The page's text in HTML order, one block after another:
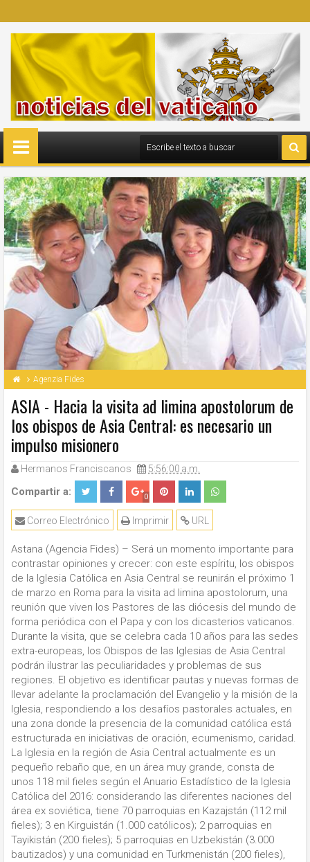
Agenzia Fides
ASIA - Hacia la visita ad limina apostolorum de
los obispos de Asia Central: es necesario un
impulso misionero
Hermanos Franciscanos 5:56:00 a.m.
Compartir a: 0
URL
Imprimir
Correo Electrónico
Astana (Agencia Fides) – Será un momento importante para
contrastar opiniones y crecer: con este espíritu, los obispos
de la Iglesia Católica en Asia Central se reunirán el próximo 1
de marzo en Roma para la visita ad limina apostolorum, una
reunión que viven los Pastores de las diócesis del mundo de
forma periódica con el Papa y con los dicasterios vaticanos.
Durante la visita, que se celebra cada 10 años para las sedes
extra-europeas, los Obispos de las Iglesias de Asia Central
podrán ilustrar las peculiaridades y problemas de sus
regiones. El objetivo es identificar pautas y nuevas formas de
llevar adelante la proclamación del Evangelio y la misión de la
Iglesia, respondiendo a los desafíos pastorales actuales, en
una zona donde la presencia de la comunidad católica está
estructurada en iniciativas de oración, ecumenismo, caridad.
La Iglesia en la región de Asia Central actualmente es un
pequeño rebaño que, en un área muy grande, consta de
unos 118 mil fieles según el Anuario Estadístico de la Iglesia
Católica del 2016: considerando las diferentes naciones del
área ex soviética, tiene 70 parroquias en Kazajstán (112 mil
fieles); 3 en Kirguistán (1.000 católicos); 2 parroquias en
Tayikistán (200 fieles); 5 parroquias en Uzbekistán (3.000
bautizados) y una comunidad en Turkmenistán (200 fieles),